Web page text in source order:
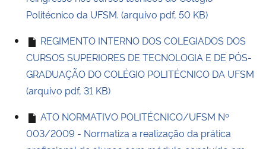
Politécnico da UFSM. (arquivo pdf, 50 KB)
REGIMENTO INTERNO DOS COLEGIADOS DOS
CURSOS SUPERIORES DE TECNOLOGIA E DE PÓS-
GRADUAÇÃO DO COLÉGIO POLITÉCNICO DA UFSM
(arquivo pdf, 31 KB)
ATO NORMATIVO POLITÉCNICO/UFSM Nº
003/2009 - Normatiza a realização da prática